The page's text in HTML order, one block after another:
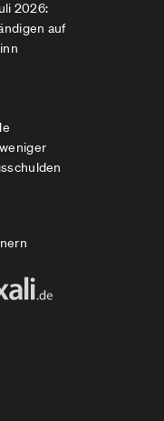
2026:
auf